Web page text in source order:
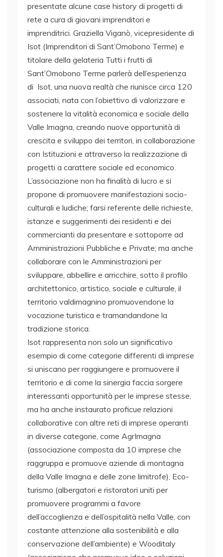
presentate alcune case history di progetti di
rete a cura di giovani imprenditori e
imprenditrici. Graziella Viganò, vicepresidente di
Isot (Imprenditori di Sant’Omobono Terme) e
titolare della gelateria Tutti i frutti di
Sant’Omobono Terme parlerà dell’esperienza
di Isot, una nuova realtà che riunisce circa 120
associati, nata con l’obiettivo di valorizzare e
sostenere la vitalità economica e sociale della
Valle Imagna, creando nuove opportunità di
crescita e sviluppo dei territori, in collaborazione
con Istituzioni e attraverso la realizzazione di
progetti a carattere sociale ed economico.
L’associazione non ha finalità di lucro e si
propone di promuovere manifestazioni socio-
culturali e ludiche; farsi referente delle richieste,
istanze e suggerimenti dei residenti e dei
commercianti da presentare e sottoporre ad
Amministrazioni Pubbliche e Private; ma anche
collaborare con le Amministrazioni per
sviluppare, abbellire e arricchire, sotto il profilo
architettonico, artistico, sociale e culturale, il
territorio valdimagnino promuovendone la
vocazione turistica e tramandandone la
tradizione storica.
Isot rappresenta non solo un significativo
esempio di come categorie differenti di imprese
si uniscano per raggiungere e promuovere il
territorio e di come la sinergia faccia sorgere
interessanti opportunità per le imprese stesse,
ma ha anche instaurato proficue relazioni
collaborative con altre reti di imprese operanti
in diverse categorie, come AgrImagna
(associazione composta da 10 imprese che
raggruppa e promuove aziende di montagna
della Valle Imagna e delle zone limitrofe), Eco-
turismo (albergatori e ristoratori uniti per
promuovere programmi a favore
dell’accoglienza e dell’ospitalità nella Valle, con
costante attenzione alla sostenibilità e alla
conservazione dell’ambiente) e Wooditaly